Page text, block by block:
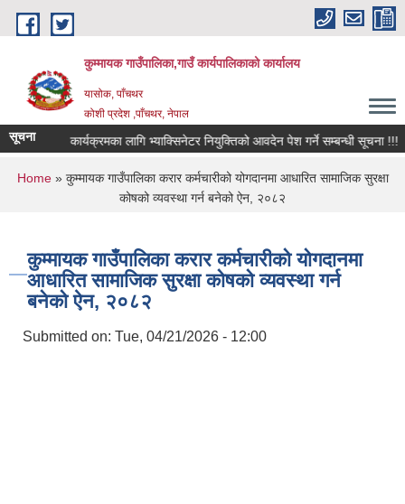
Skip to main content
कुम्मायक गाउँपालिका,गाउँ कार्यपालिकाको कार्यालय
यासोक, पाँचथर
कोशी प्रदेश ,पाँचथर, नेपाल
सूचनाखोप कार्यक्रमका लागि भ्याक्सिनेटर नियुक्तिको आवदेन पेश गर्ने सम्बन्धी सूचना !!!
You are here
Home» कुम्मायक गाउँपालिका करार कर्मचारीको योगदानमा आधारित सामाजिक सुरक्षा
कोषको व्यवस्था गर्न बनेको ऐन, २०८२
कुम्मायक गाउँपालिका करार कर्मचारीको योगदानमा
आधारित सामाजिक सुरक्षा कोषको व्यवस्था गर्न
बनेको ऐन, २०८२
Submitted on: Tue, 04/21/2026 - 12:00